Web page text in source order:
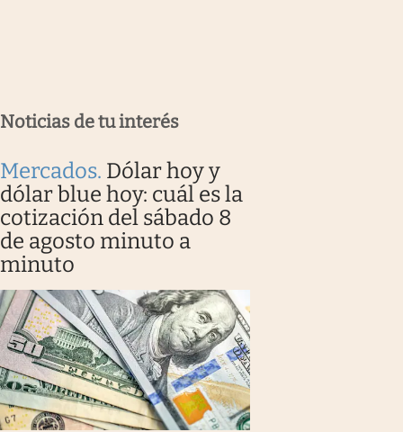
Noticias de tu interés
Mercados. Dólar hoy y
dólar blue hoy: cuál es la
cotización del sábado 8
de agosto minuto a
minuto